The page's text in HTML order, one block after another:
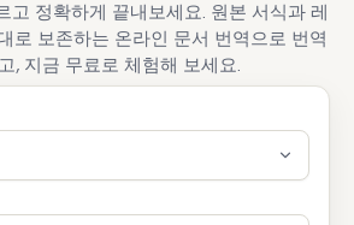
고 정확하게 끝내보세요. 원본 서식과 레
로 보존하는 온라인 문서 번역으로 번역
, 지금 무료로 체험해 보세요.